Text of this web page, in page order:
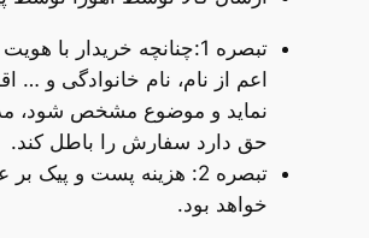
تبصره 1:چنانچه خریدار با
اعم از نام، نام خانوادگی و …
نماید و موضوع مشخص شود،
حق دارد سفارش را باطل کند.
تبصره 2: هزینه پست و پیک
خواهد بود.